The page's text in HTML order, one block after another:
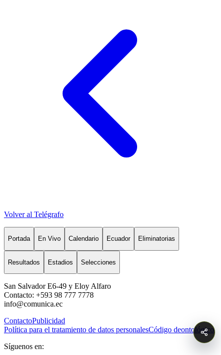
Volver al Telégrafo
Portada En Vivo Calendario Ecuador Eliminatorias
Resultados Estadios Selecciones
San Salvador E6-49 y Eloy Alfaro
Contacto: +593 98 777 7778
info@comunica.ec
ContactoPublicidad
Política para el tratamiento de datos personalesCódigo deontológico
Síguenos en: